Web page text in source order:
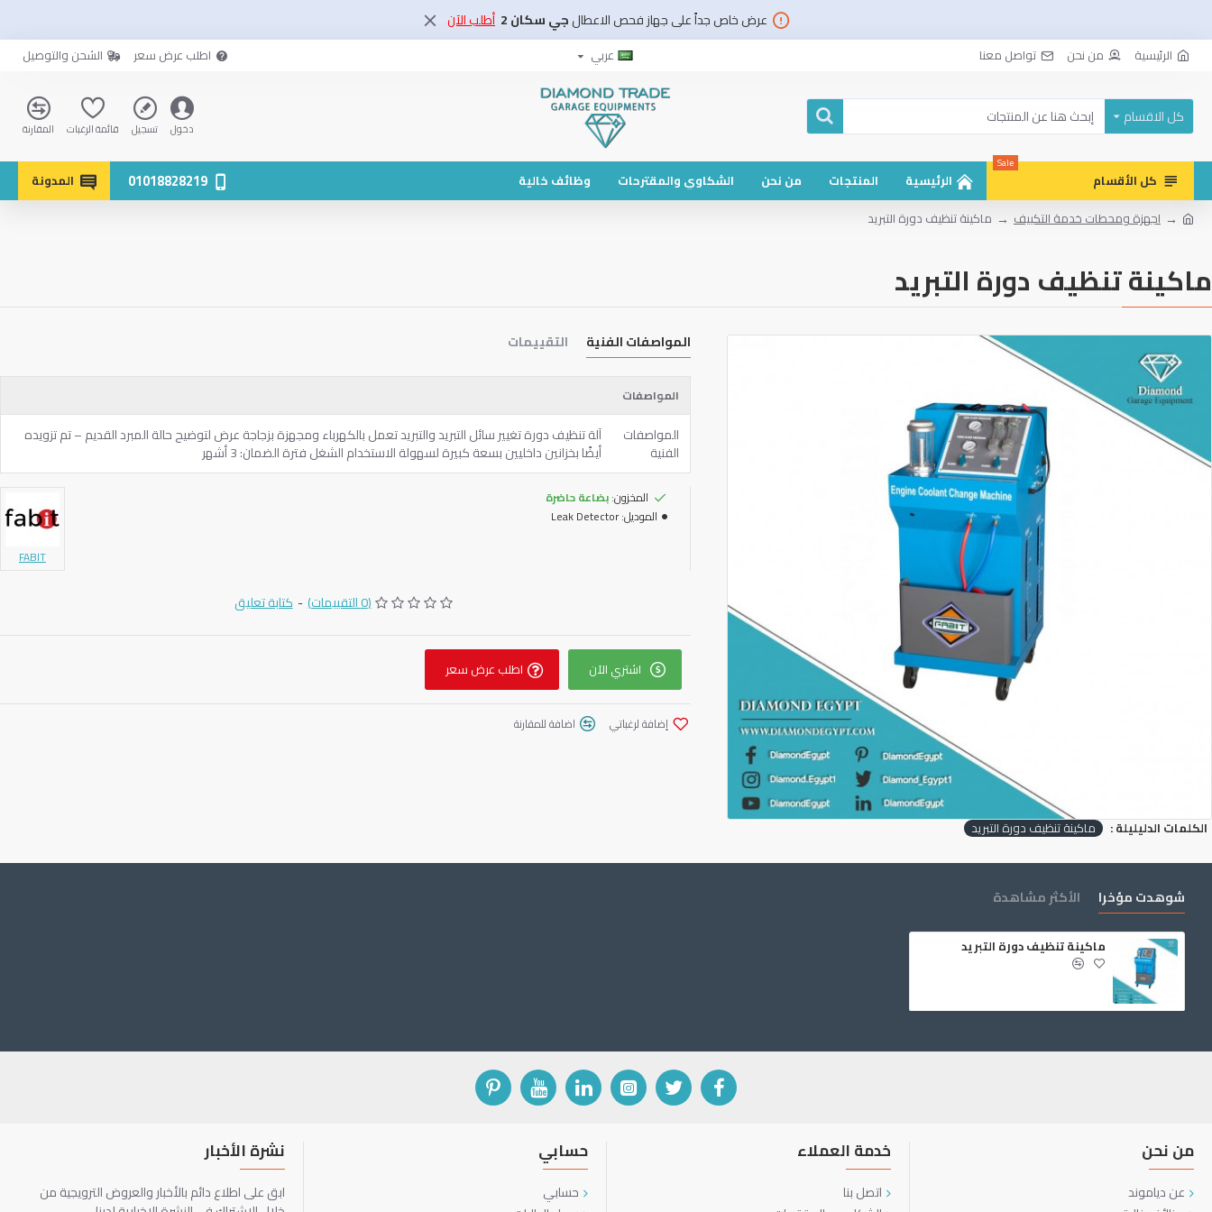
عرض خاص جداً على جهاز فحص الاعطالجي سكان 2 أطلب الآن
الرئيسية من نحن تواصل معنا عربي اطلب عرض سعر الشحن والتوصيل
كل الاقسام
دخول تسجيل قائمة الرغبات المقارنة
كل الأقسام
Sale
الرئيسية المنتجات من نحن الشكاوي والمقترحات وظائف خالية 01018828219
المدونة
اجهزة ومحطات خدمة التكييف
ماكينة تنظيف دورة التبريد
ماكينة تنظيف دورة التبريد
المواصفات الفنية التقييمات
المواصفات
المواصفات
الفنية
آلة تنظيف دورة تغيير سائل التبريد والتبريد تعمل بالكهرباء ومجهزة بزجاجة عرض لتوضيح حالة المبرد القديم – تم تزويده
أيضًا بخزانين داخليين بسعة كبيرة لسهولة الاستخدام الشغل فترة الضمان: 3 أشهر
المخزون:بضاعة حاضرة
الموديل:Leak Detector
FABIT
(0 التقييمات) - كتابة تعليق
اشتري الآن اطلب عرض سعر
إضافة لرغباتي اضافة للمقارنة
الكلمات الدليليلة : ماكينة تنظيف دورة التبريد
شوهدت مؤخرا الأكثر مشاهدة
ماكينة تنظيف دورة التبريد
من نحن
عن دياموند
خدمة العملاء
اتصل بنا
حسابي
حسابي
نشرة الأخبار
ابق على اطلاع دائم بالأخبار والعروض الترويجية من